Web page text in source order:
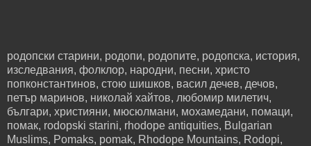
родопски старини, родопи, родопите, родопска, история,
изследвания, фолклор, народни, песни, христо
попконстантинов, стою шишков, васил дечев, дечов,
петър маринов, николай хайтов, любомир милетич,
българи, християни, мюсюлмани, мохамедани, помаци,
помак, rodopski starini, rhodope antiquities, Bulgarian
Muslims, Pomaks, pomak, Rhodope Mountains, Rodopi,